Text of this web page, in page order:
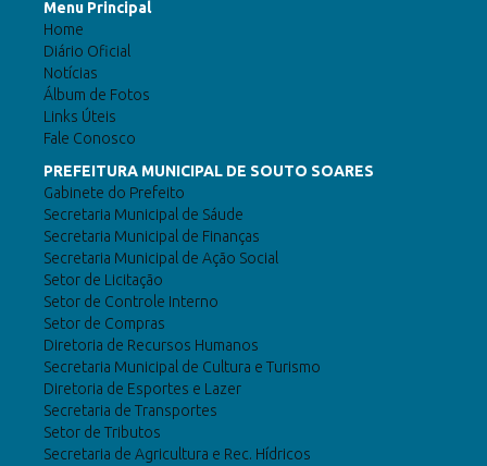
Menu Principal
Home
Diário Oficial
Notícias
Álbum de Fotos
Links Úteis
Fale Conosco
PREFEITURA MUNICIPAL DE SOUTO SOARES
Gabinete do Prefeito
Secretaria Municipal de Sáude
Secretaria Municipal de Finanças
Secretaria Municipal de Ação Social
Setor de Licitação
Setor de Controle Interno
Setor de Compras
Diretoria de Recursos Humanos
Secretaria Municipal de Cultura e Turismo
Diretoria de Esportes e Lazer
Secretaria de Transportes
Setor de Tributos
Secretaria de Agricultura e Rec. Hídricos